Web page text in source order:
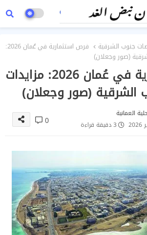
جنوب الشرقية
فرص استثمارية في عُمان 2026:
(صور وجعلان)
فرص استثمارية في عُمان 2026: مزايدات
(صور وجعلان)
العمانية
3 دقيقة قراءة 0